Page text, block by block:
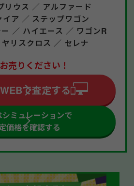
リウス ／ アルファード
イア ／ ステップワゴン
／ ハイエース ／ ワゴンR
ヤリスクロス ／ セレナ
売りください！
WEBで査定する
シミュレーションで
価格を確認する